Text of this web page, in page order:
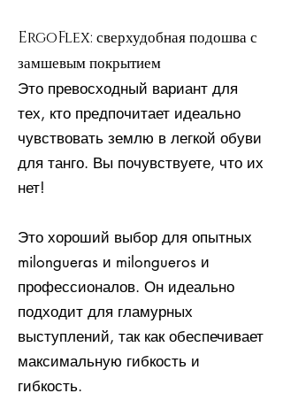
ErgoFlex: сверхудобная подошва с
замшевым покрытием
Это превосходный вариант для
тех, кто предпочитает идеально
чувствовать землю в легкой обуви
для танго. Вы почувствуете, что их
нет!
Это хороший выбор для опытных
milongueras и milongueros и
профессионалов. Он идеально
подходит для гламурных
выступлений, так как обеспечивает
максимальную гибкость и
гибкость.